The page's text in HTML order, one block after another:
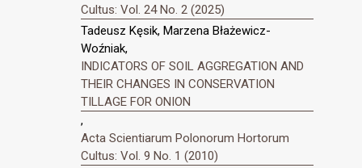
Cultus: Vol. 24 No. 2 (2025)
Tadeusz Kęsik, Marzena Błażewicz-
Woźniak,
INDICATORS OF SOIL AGGREGATION AND
THEIR CHANGES IN CONSERVATION
TILLAGE FOR ONION
,
Acta Scientiarum Polonorum Hortorum
Cultus: Vol. 9 No. 1 (2010)